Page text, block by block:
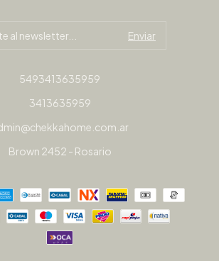
5493413635959
3413635959
Brown 2452 - Rosario